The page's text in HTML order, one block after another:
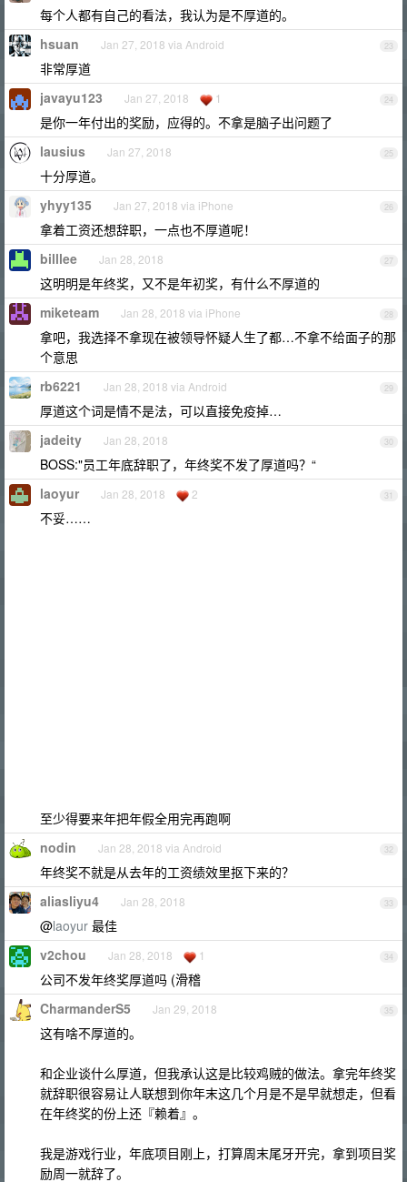
每个人都有自己的看法，我认为是不厚道的。
23
hsuan Jan 27, 2018 via Android
非常厚道
24
javayu123 Jan 27, 2018 1
是你一年付出的奖励，应得的。不拿是脑子出问题了
25
lausius Jan 27, 2018
十分厚道。
26
yhyy135 Jan 27, 2018 via iPhone
拿着工资还想辞职，一点也不厚道呢！
27
billlee Jan 28, 2018
这明明是年终奖，又不是年初奖，有什么不厚道的
28
miketeam Jan 28, 2018 via iPhone
拿吧，我选择不拿现在被领导怀疑人生了都…不拿不给面子的那
个意思
29
rb6221 Jan 28, 2018 via Android
厚道这个词是情不是法，可以直接免疫掉…
30
jadeity Jan 28, 2018
BOSS:"员工年底辞职了，年终奖不发了厚道吗？“
31
laoyur Jan 28, 2018 2
不妥……
至少得要来年把年假全用完再跑啊
32
nodin Jan 28, 2018 via Android
年终奖不就是从去年的工资绩效里抠下来的？
33
aliasliyu4 Jan 28, 2018
@laoyur 最佳
34
v2chou Jan 28, 2018 1
公司不发年终奖厚道吗 (滑稽
35
CharmanderS5 Jan 29, 2018
这有啥不厚道的。
和企业谈什么厚道，但我承认这是比较鸡贼的做法。拿完年终奖
就辞职很容易让人联想到你年末这几个月是不是早就想走，但看
在年终奖的份上还『赖着』。
我是游戏行业，年底项目刚上，打算周末尾牙开完，拿到项目奖
励周一就辞了。